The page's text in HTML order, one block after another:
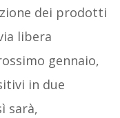
dei prodotti
libera
gennaio,
in due
sarà,